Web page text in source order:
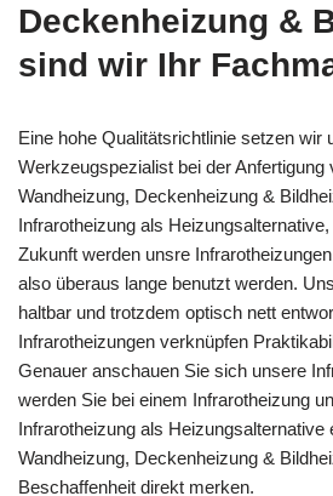
Deckenheizung &
sind wir Ihr
Eine hohe Qualitätsrichtlinie setzen wir
Werkzeugspezialist bei der Anfertigung
Wandheizung, Deckenheizung &
Infrarotheizung als
Zukunft werden unsre
also überaus lange benutzt werden.
haltbar und trotzdem optisch nett
Infrarotheizungen verknüpfen
Genauer anschauen Sie sich unsere
werden Sie bei einem Infrarotheizung
Infrarotheizung als Heizungsalternative
Wandheizung, Deckenheizung &
Beschaffenheit direkt merken.